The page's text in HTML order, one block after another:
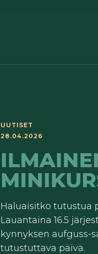
UUTISET
28.04.2026
Haluaisitko tutustua
Lauantaina 16.5
kynnyksen aufguss-
tutustuttava päivä.